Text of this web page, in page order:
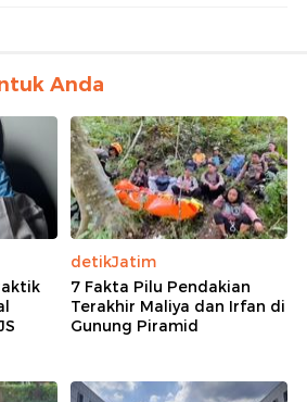
Anda
detikJatim
7 Fakta Pilu Pendakian
Terakhir Maliya dan Irfan di
Gunung Piramid